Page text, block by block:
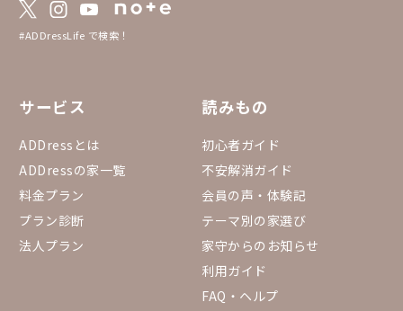
#ADDressLife で検索！
サービス
ADDressとは
ADDressの家一覧
料金プラン
プラン診断
法人プラン
読みもの
初心者ガイド
不安解消ガイド
会員の声・体験記
テーマ別の家選び
家守からのお知らせ
利用ガイド
FAQ・ヘルプ